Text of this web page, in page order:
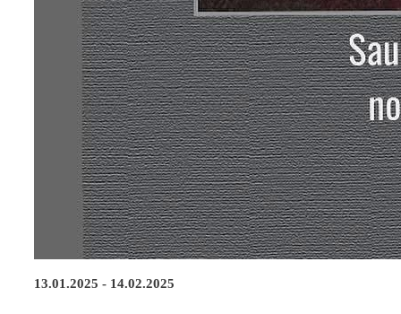
13.01.2025 - 14.02.2025